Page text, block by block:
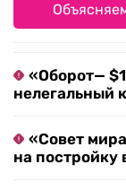
«Оборот—
нелегальный
«Совет
на постройку